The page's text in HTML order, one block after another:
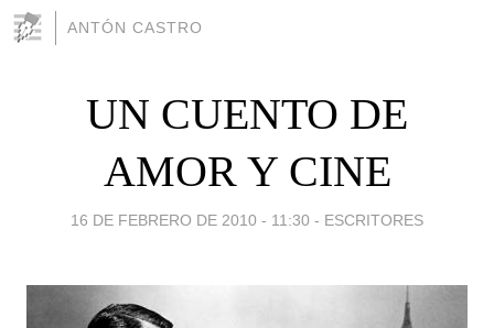
ANTÓN CASTRO
UN CUENTO DE
AMOR Y CINE
16 DE FEBRERO DE 2010 - 11:30 - ESCRITORES